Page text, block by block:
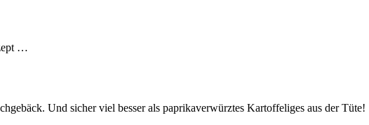
…
Und sicher viel besser als paprikaverwürztes Kartoffeliges aus der Tüte!